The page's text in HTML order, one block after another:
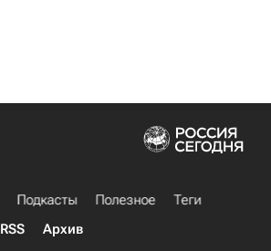
Подкасты Полезное
Теги
RSS Архив